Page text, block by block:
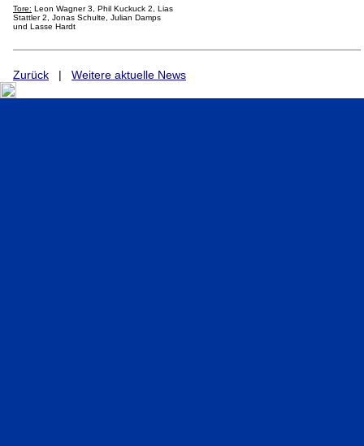
Tore: Leon Wagner 3, Phil Kuckuck 2, Lias
Stattler 2, Jonas Schulte, Julian Damps
und Lasse Hardt
Zurück | Weitere aktuelle News